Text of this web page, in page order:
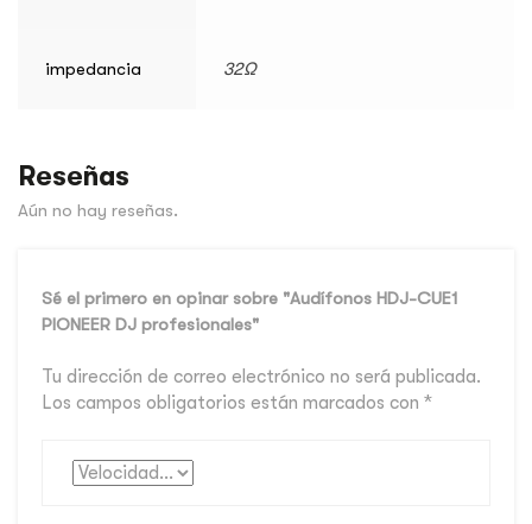
impedancia 32Ω
Reseñas
Aún no hay reseñas.
Sé el primero en opinar sobre "Audífonos HDJ-CUE1
PIONEER DJ profesionales"
Tu dirección de correo electrónico no será publicada.
Los campos obligatorios están marcados con *